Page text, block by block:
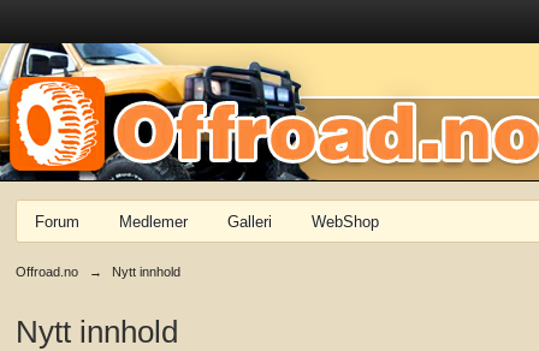
Forum Medlemer Galleri WebShop
Offroad.no → Nytt innhold
Nytt innhold